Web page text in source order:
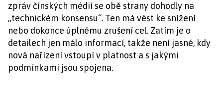
zpráv čínských médií se obě strany dohodly na
„technickém konsensu“. Ten má vést ke snížení
nebo dokonce úplnému zrušení cel. Zatím je o
detailech jen málo informací, takže není jasné, kdy
nová nařízení vstoupí v platnost a s jakými
podmínkami jsou spojena.